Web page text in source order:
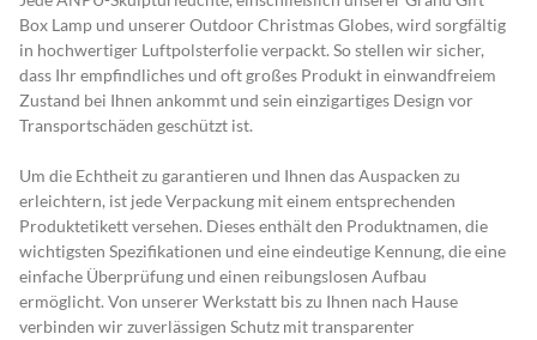
Box Lamp und unserer Outdoor Christmas Globes, wird sorgfältig
in hochwertiger Luftpolsterfolie verpackt. So stellen wir sicher,
dass Ihr empfindliches und oft großes Produkt in einwandfreiem
Zustand bei Ihnen ankommt und sein einzigartiges Design vor
Transportschäden geschützt ist.
Um die Echtheit zu garantieren und Ihnen das Auspacken zu
erleichtern, ist jede Verpackung mit einem entsprechenden
Produktetikett versehen. Dieses enthält den Produktnamen, die
wichtigsten Spezifikationen und eine eindeutige Kennung, die eine
einfache Überprüfung und einen reibungslosen Aufbau
ermöglicht. Von unserer Werkstatt bis zu Ihnen nach Hause
verbinden wir zuverlässigen Schutz mit transparenter